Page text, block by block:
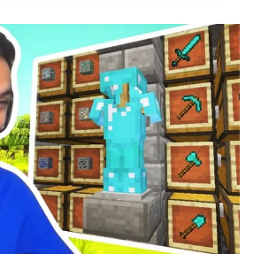
أخيرا
حظي
صار
حلو
!